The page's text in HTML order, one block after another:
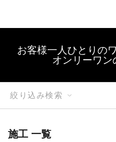
お客様一人ひとりの
オンリーワン
絞り込み検索
施工 一覧